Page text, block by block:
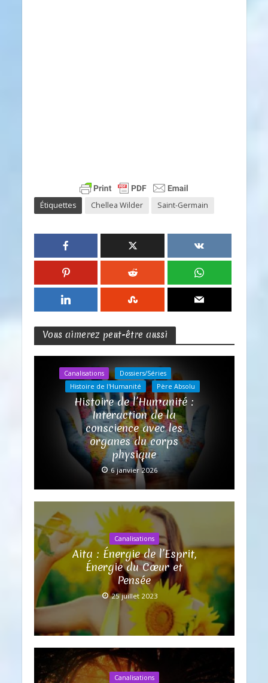
Étiquettes Chellea Wilder Saint-Germain
Vous aimerez peut-être aussi
Canalisations
Dossiers/Séries
Histoire de l'Humanité
Père Absolu
Histoire de l’Humanité :
Interaction de la
conscience avec les
organes du corps
physique
6 janvier 2026
Canalisations
Aita : Énergie de l’Esprit,
Énergie du Cœur et
Pensée
25 juillet 2023
Canalisations